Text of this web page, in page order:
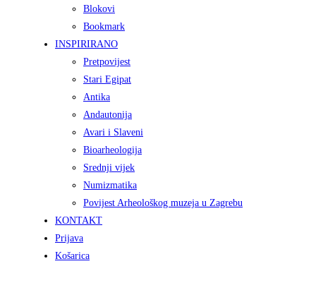
Blokovi
Bookmark
INSPIRIRANO
Pretpovijest
Stari Egipat
Antika
Andautonija
Avari i Slaveni
Bioarheologija
Srednji vijek
Numizmatika
Povijest Arheološkog muzeja u Zagrebu
KONTAKT
Prijava
Košarica